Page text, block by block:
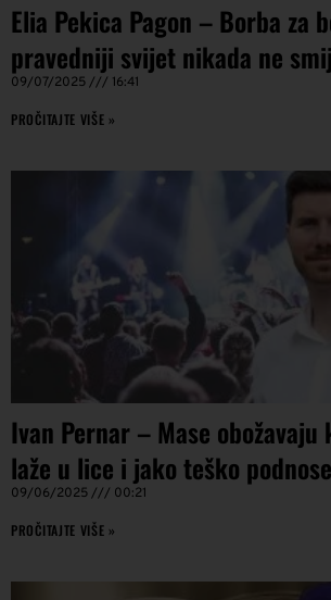
Elia Pekica Pagon – Borba za
pravedniji svijet nikada ne
09/07/2025 16:41
PROČITAJTE VIŠE »
Ivan Pernar – Mase
laže u lice i jako teško
09/06/2025 00:21
PROČITAJTE VIŠE »